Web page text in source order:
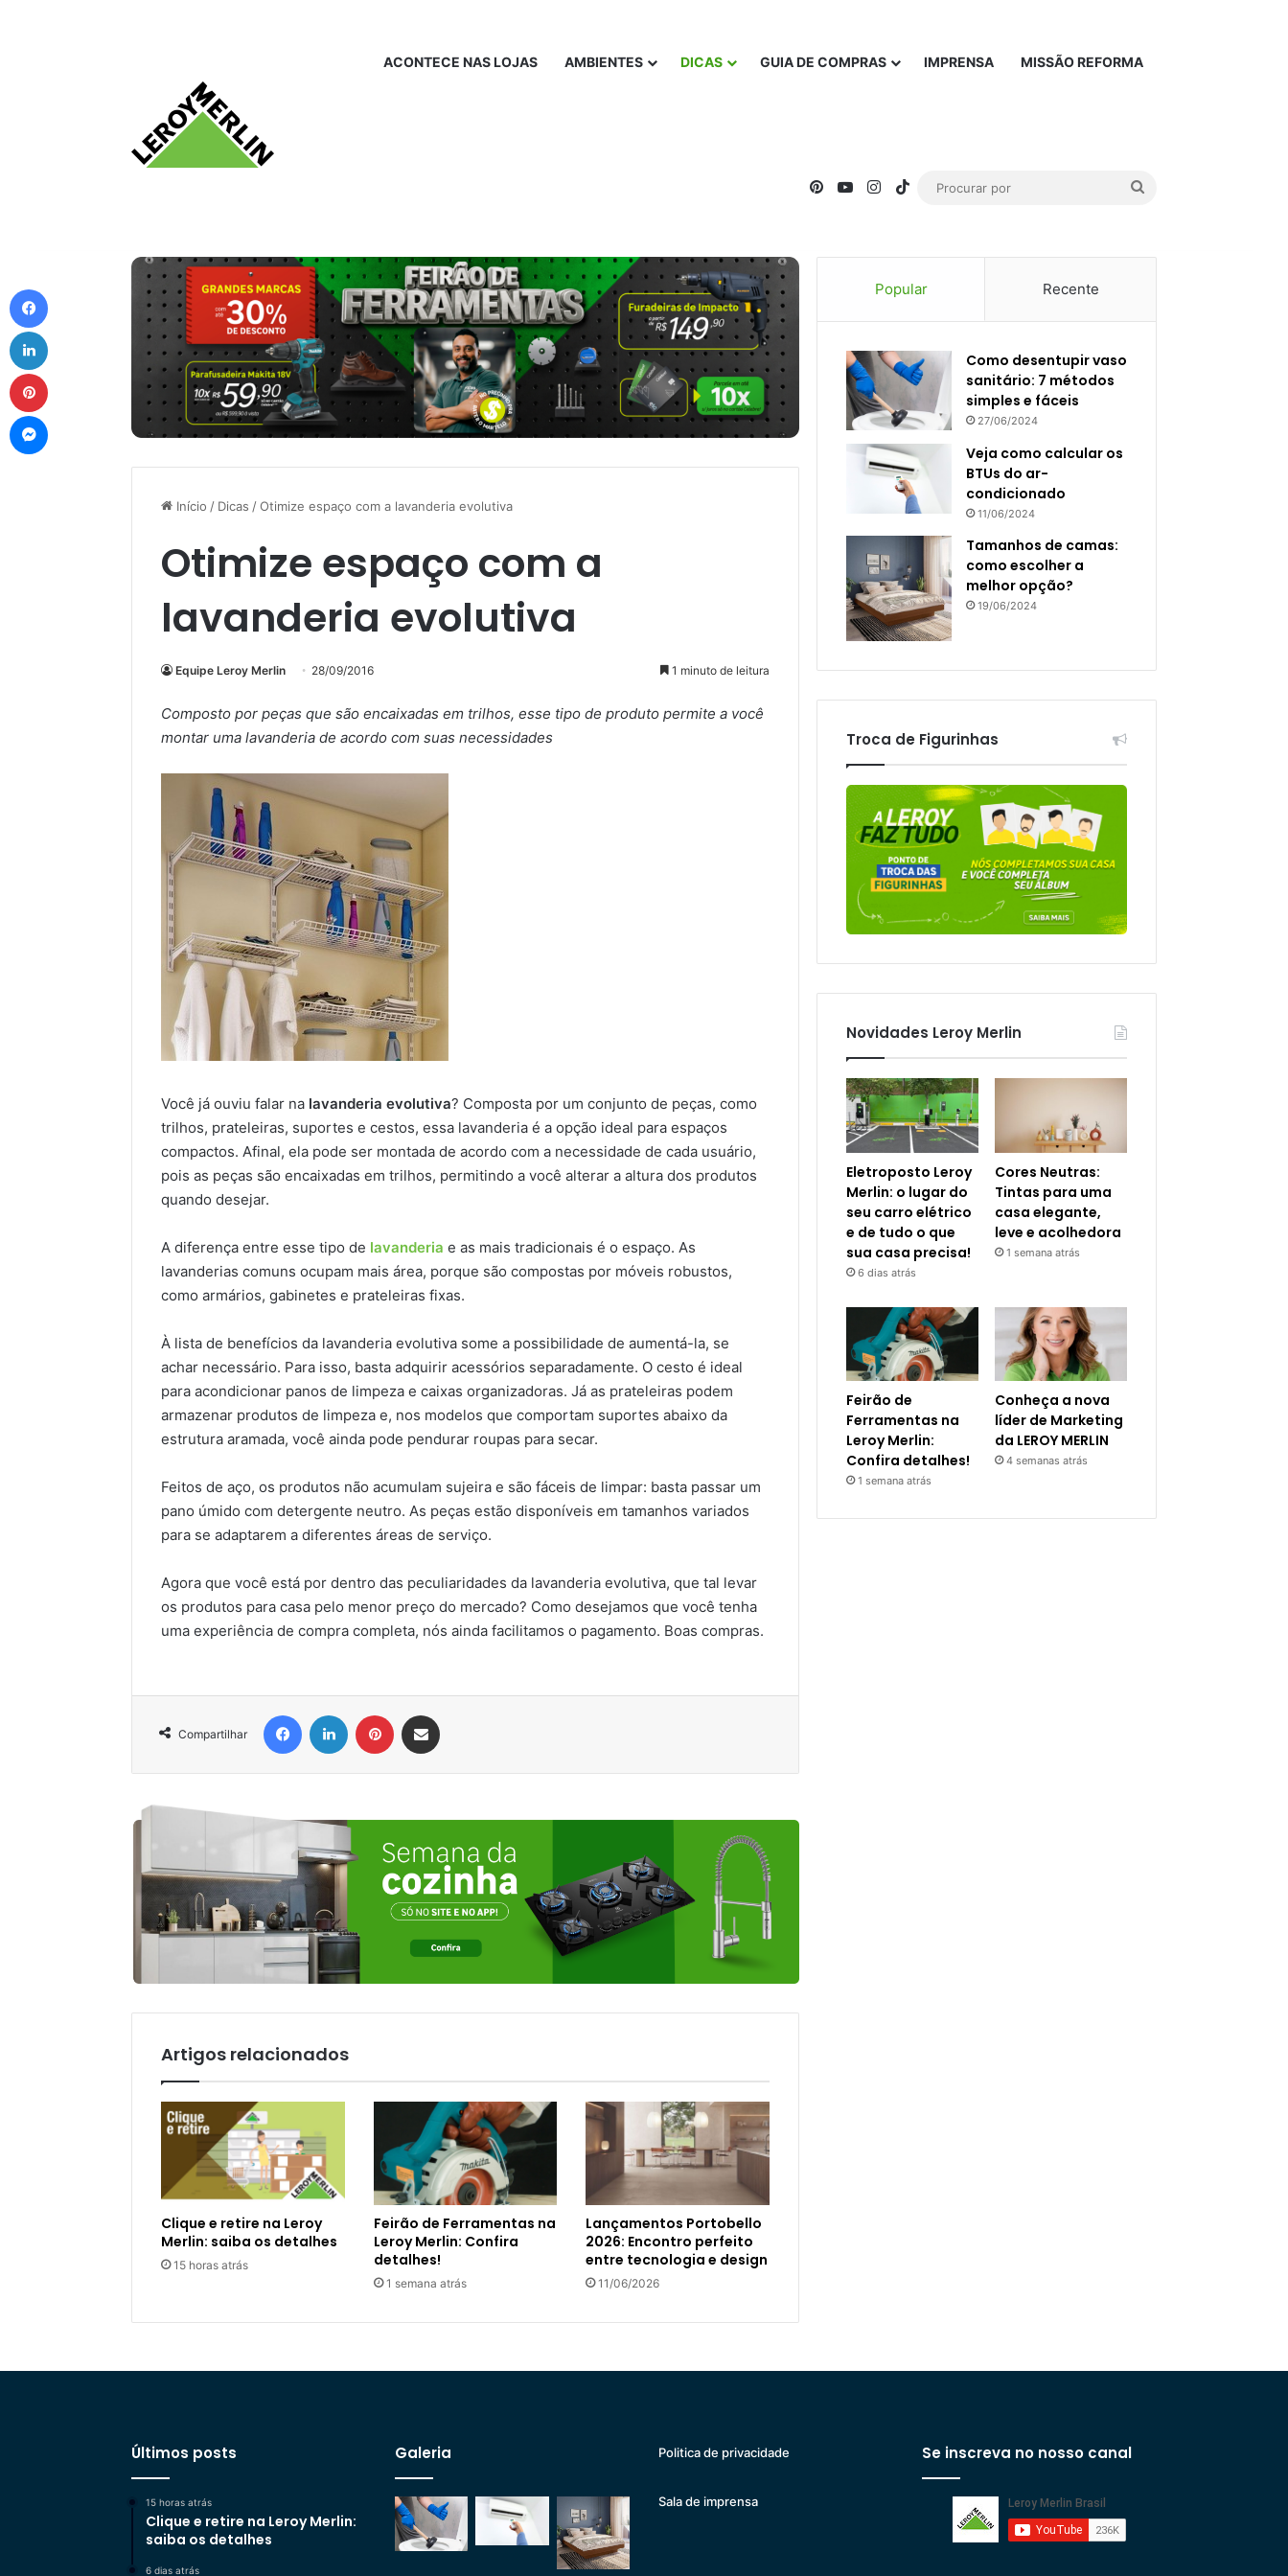
ACONTECE NAS LOJAS AMBIENTES DICAS GUIA DE COMPRAS IMPRENSA MISSÃO REFORMA
PinterestYouTubeInstagram
TikTok
Início / Dicas /Otimize espaço com a lavanderia evolutiva
Otimize espaço com a
lavanderia evolutiva
Equipe Leroy Merlin 28/09/2016 1 minuto de leitura
Composto por peças que são encaixadas em trilhos, esse tipo de produto permite a você
montar uma lavanderia de acordo com suas necessidades
Você já ouviu falar na lavanderia evolutiva? Composta por um conjunto de peças, como
trilhos, prateleiras, suportes e cestos, essa lavanderia é a opção ideal para espaços
compactos. Afinal, ela pode ser montada de acordo com a necessidade de cada usuário,
pois as peças são encaixadas em trilhos, permitindo a você alterar a altura dos produtos
quando desejar.
A diferença entre esse tipo de lavanderia e as mais tradicionais é o espaço. As
lavanderias comuns ocupam mais área, porque são compostas por móveis robustos,
como armários, gabinetes e prateleiras fixas.
À lista de benefícios da lavanderia evolutiva some a possibilidade de aumentá-la, se
achar necessário. Para isso, basta adquirir acessórios separadamente. O cesto é ideal
para acondicionar panos de limpeza e caixas organizadoras. Já as prateleiras podem
armazenar produtos de limpeza e, nos modelos que comportam suportes abaixo da
estrutura aramada, você ainda pode pendurar roupas para secar.
Feitos de aço, os produtos não acumulam sujeira e são fáceis de limpar: basta passar um
pano úmido com detergente neutro. As peças estão disponíveis em tamanhos variados
para se adaptarem a diferentes áreas de serviço.
Agora que você está por dentro das peculiaridades da lavanderia evolutiva, que tal levar
os produtos para casa pelo menor preço do mercado? Como desejamos que você tenha
uma experiência de compra completa, nós ainda facilitamos o pagamento. Boas compras.
Compartilhar
FacebookLinkedin Pinterest
Artigos relacionados
Clique e retire na Leroy
Merlin: saiba os detalhes
15 horas atrás
Feirão de Ferramentas na
Leroy Merlin: Confira
detalhes!
1 semana atrás
Lançamentos Portobello
2026: Encontro perfeito
entre tecnologia e design
11/06/2026
Popular Recente
Como desentupir vaso
sanitário: 7 métodos
simples e fáceis
27/06/2024
Veja como calcular os
BTUs do ar-
condicionado
11/06/2024
Tamanhos de camas:
como escolher a
melhor opção?
19/06/2024
Troca de Figurinhas
Novidades Leroy Merlin
Eletroposto Leroy
Merlin: o lugar do
seu carro elétrico
e de tudo o que
sua casa precisa!
6 dias atrás
Cores Neutras:
Tintas para uma
casa elegante,
leve e acolhedora
1 semana atrás
Feirão de
Ferramentas na
Leroy Merlin:
Confira detalhes!
1 semana atrás
Conheça a nova
líder de Marketing
da LEROY MERLIN
4 semanas atrás
Últimos posts
15 horas atrás
Clique e retire na Leroy Merlin:
saiba os detalhes
6 dias atrás
Galeria Politica de privacidade
Sala de imprensa
Se inscreva no nosso canal